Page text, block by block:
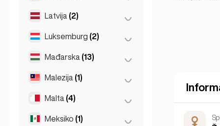
Torino (1)
Toronto (2)
Latvija (2)
Riga (2)
Luksemburg (2)
Luxembourg (2)
Mađarska (13)
Budimpešta (8)
Debrecen
Malezija (1)
Kuala Lumpur (1)
Malta (4)
Birkirkara (1)
Meksiko (1)